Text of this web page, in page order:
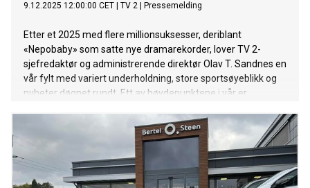
9.12.2025 12:00:00 CET TV 2 Pressemelding
Etter et 2025 med flere millionsuksesser, deriblant
«Nepobaby» som satte nye dramarekorder, lover TV 2-
sjefredaktør og administrerende direktør Olav T. Sandnes en
vår fylt med variert underholdning, store sportsøyeblikk og
nyheter døgnet rundt. Ett av høydepunktene i vår er
kjendissesong – der Birgit Skarstein, Stian Blipp og Aylar Lie
er blant spillerne.